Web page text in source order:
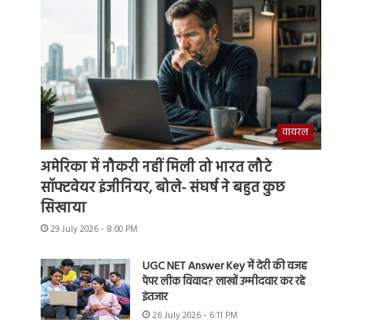
वायरल
अमेरिका में नौकरी नहीं मिली तो भारत लौटे
सॉफ्टवेयर इंजीनियर, बोले- संघर्ष ने बहुत कुछ
सिखाया
29 July 2026 - 8:00 PM
UGC NET Answer Key में देरी की वजह
पेपर लीक विवाद? लाखों उम्मीदवार कर रहे
इंतजार
26 July 2026 - 6:11 PM